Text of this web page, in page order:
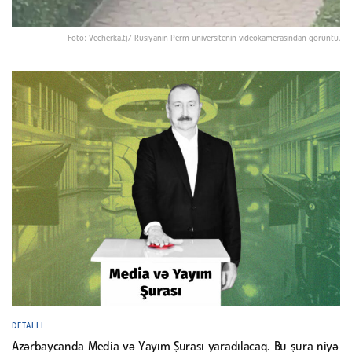
Foto: Vecherka.tj/ Rusiyanın Perm universitenin videokamerasından görüntü.
DETALLI
Azərbaycanda Media və Yayım Şurası yaradılacaq. Bu şura niyə